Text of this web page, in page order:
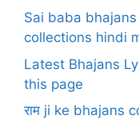
Sai baba
collections hindi
Latest Bhajans
this page
राम ji ke bhajans